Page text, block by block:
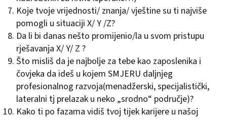
Koje tvoje vrijednosti/ znanja/ vještine su ti najviše
pomogli u situaciji X/ Y /Z?
Da li bi danas nešto promijenio/la u svom pristupu
rješavanja X/ Y/ Z ?
Što misliš da je najbolje za tebe kao zaposlenika i
čovjeka da ideš u kojem SMJERU daljnjeg
profesionalnog razvoja(menadžerski, specijalistički,
lateralni tj prelazak u neko „srodno“ područje)?
Kako ti po fazama vidiš tvoj tijek karijere u našoj